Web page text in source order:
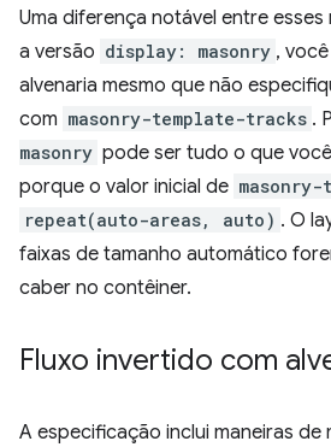
Uma diferença notável entre
a versão display: masonry ,
alvenaria mesmo que não
com masonry-template-tracks .
masonry pode ser tudo o que
porque o valor inicial de
repeat(auto-areas, auto) . O
faixas de tamanho automático
caber no contêiner.
Fluxo invertido com
A especificação inclui maneiras de